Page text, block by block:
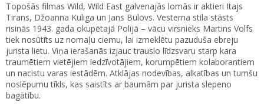
Topošās filmas Wild, Wild East galvenajās lomās ir aktieri Itajs
Tirans, Džoanna Kuliga un Jans Bülovs. Vesterna stila stāsts
risinās 1943. gada okupētajā Polijā – vācu virsnieks Martins Volfs
tiek nosūtīts uz nomaļu ciemu, lai izmeklētu pazuduša ebreju
jurista lietu. Viņa ierašanās izjauc trauslo līdzsvaru starp kara
traumētiem vietējiem iedzīvotājiem, korumpētiem kolaborantiem
un nacistu varas iestādēm. Atklājas nodevības, alkatības un tumšu
noslēpumu tīkls, kas saistīts ar baumām par jurista slepeno
bagātību.